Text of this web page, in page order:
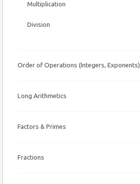
Multiplication
Division
Order of Operations (Integers, Exponents)
Long Arithmetics
Factors & Primes
Fractions